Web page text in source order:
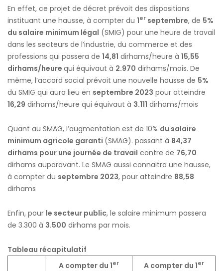
En effet, ce projet de décret prévoit des dispositions
instituant une hausse, à compter du 1er septembre, de 5%
du salaire minimum légal (SMIG) pour une heure de travail
dans les secteurs de l’industrie, du commerce et des
professions qui passera de 14,81 dirhams/heure à 15,55
dirhams/heure qui équivaut à 2.970 dirhams/mois. De
même, l’accord social prévoit une nouvelle hausse de 5%
du SMIG qui aura lieu en septembre 2023 pour atteindre
16,29 dirhams/heure qui équivaut à 3.111 dirhams/mois
Quant au SMAG, l’augmentation est de 10% du salaire
minimum agricole garanti (SMAG). passant à 84,37
dirhams pour une journée de travail contre de 76,70
dirhams auparavant. Le SMAG aussi connaitra une hausse,
à compter du septembre 2023, pour atteindre 88,58
dirhams
Enfin, pour le secteur public, le salaire minimum passera
de 3.300 à 3.500 dirhams par mois.
Tableau récapitulatif
A compter du 1er A compter du 1er